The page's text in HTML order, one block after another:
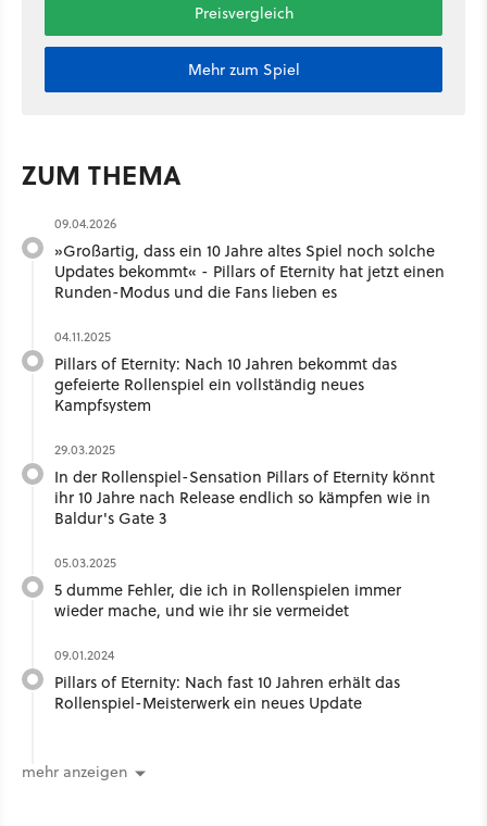
Preisvergleich
Mehr zum Spiel
ZUM THEMA
09.04.2026
»Großartig, dass ein 10 Jahre altes Spiel noch solche
Updates bekommt« - Pillars of Eternity hat jetzt einen
Runden-Modus und die Fans lieben es
04.11.2025
Pillars of Eternity: Nach 10 Jahren bekommt das
gefeierte Rollenspiel ein vollständig neues
Kampfsystem
29.03.2025
In der Rollenspiel-Sensation Pillars of Eternity könnt
ihr 10 Jahre nach Release endlich so kämpfen wie in
Baldur's Gate 3
05.03.2025
5 dumme Fehler, die ich in Rollenspielen immer
wieder mache, und wie ihr sie vermeidet
09.01.2024
Pillars of Eternity: Nach fast 10 Jahren erhält das
Rollenspiel-Meisterwerk ein neues Update
mehr anzeigen